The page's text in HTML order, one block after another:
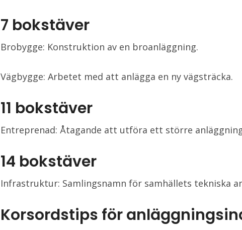
7 bokstäver
Brobygge: Konstruktion av en broanläggning.
Vägbygge: Arbetet med att anlägga en ny vägsträcka.
11 bokstäver
Entreprenad: Åtagande att utföra ett större
14 bokstäver
Infrastruktur: Samlingsnamn för samhällets tekniska
Korsordstips för